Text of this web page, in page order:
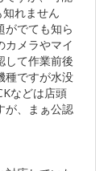
れません
がでても知ら
カメラやマイ
して作業前後
種ですが水没
などは店頭
が、まぁ公認